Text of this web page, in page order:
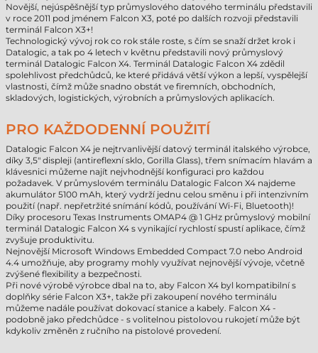
Novější, nejúspěšnější typ průmyslového datového terminálu představili
v roce 2011 pod jménem Falcon X3, poté po dalších rozvoji představili
terminál Falcon X3+!
Technologický vývoj rok co rok stále roste, s čím se snaží držet krok i
Datalogic, a tak po 4 letech v květnu představili nový průmyslový
terminál Datalogic Falcon X4. Terminál Datalogic Falcon X4 zdědil
spolehlivost předchůdců, ke které přidává větší výkon a lepší, vyspělejší
vlastnosti, čímž může snadno obstát ve firemních, obchodních,
skladových, logistických, výrobních a průmyslových aplikacích.
PRO KAŽDODENNÍ POUŽITÍ
Datalogic Falcon X4 je nejtrvanlivější datový terminál italského výrobce,
díky 3,5" displeji (antireflexní sklo, Gorilla Glass), třem snímacím hlavám a
klávesnici můžeme najít nejvhodnější konfiguraci pro každou
požadavek. V průmyslovém terminálu Datalogic Falcon X4 najdeme
akumulátor 5100 mAh, který vydrží jednu celou směnu i při intenzivním
použití (např. nepřetržité snímání kódů, používání Wi-Fi, Bluetooth)!
Díky procesoru Texas Instruments OMAP4 @ 1 GHz průmyslový mobilní
terminál Datalogic Falcon X4 s vynikající rychlostí spustí aplikace, čímž
zvyšuje produktivitu.
Nejnovější Microsoft Windows Embedded Compact 7.0 nebo Android
4.4 umožňuje, aby programy mohly využívat nejnovější vývoje, včetně
zvýšené flexibility a bezpečnosti.
Při nové výrobě výrobce dbal na to, aby Falcon X4 byl kompatibilní s
doplňky série Falcon X3+, takže při zakoupení nového terminálu
můžeme nadále používat dokovací stanice a kabely. Falcon X4 -
podobně jako předchůdce - s volitelnou pistolovou rukojetí může být
kdykoliv změněn z ručního na pistolové provedení.